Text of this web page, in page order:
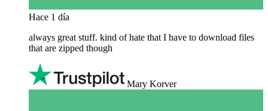
Hace 1 día
always great stuff. kind of hate that I have to download files
that are zipped though
Mary Korver